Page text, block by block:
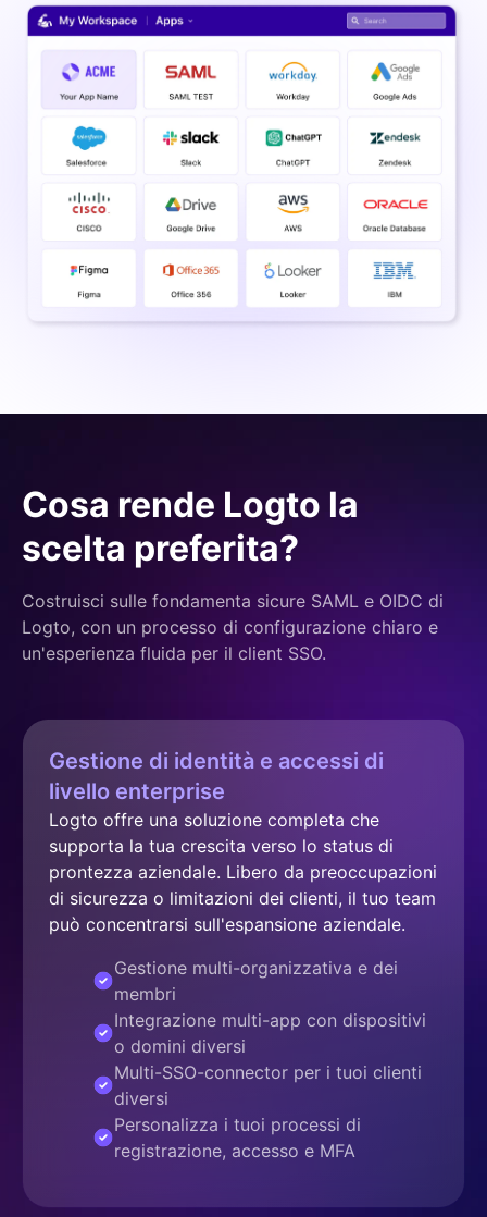
Cosa rende Logto la
scelta preferita?
Costruisci sulle fondamenta sicure SAML e OIDC di
Logto, con un processo di configurazione chiaro e
un'esperienza fluida per il client SSO.
Gestione di identità e accessi di
livello enterprise
Logto offre una soluzione completa che
supporta la tua crescita verso lo status di
prontezza aziendale. Libero da preoccupazioni
di sicurezza o limitazioni dei clienti, il tuo team
può concentrarsi sull'espansione aziendale.
Gestione multi-organizzativa e dei
membri
Integrazione multi-app con dispositivi
o domini diversi
Multi-SSO-connector per i tuoi clienti
diversi
Personalizza i tuoi processi di
registrazione, accesso e MFA